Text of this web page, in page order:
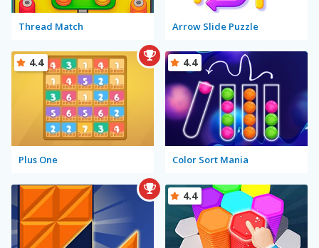
Thread Match Arrow Slide Puzzle
Plus One
4.4
Color Sort Mania
4.4
4.4